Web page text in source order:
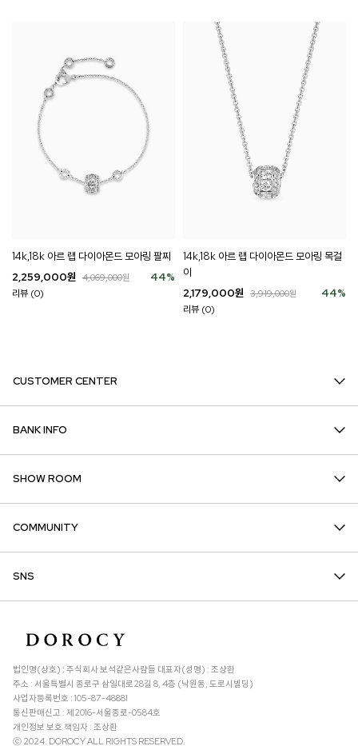
14k,18k 아르 랩 다이아몬드 모아링 팔찌
44%
2,259,000원 4,069,000원
리뷰 (0)
14k,18k 아르 랩 다이아몬드 모아링 목걸
이
44%
2,179,000원 3,919,000원
리뷰 (0)
CUSTOMER CENTER
BANK INFO
SHOW ROOM
COMMUNITY
SNS
법인명(상호) : 주식회사 보석같은사람들 대표자(성명) : 조상환
주소 : 서울특별시 종로구 삼일대로28길 8, 4층 (낙원동, 도로시빌딩)
사업자등록번호 : 105-87-48881
통신판매신고 : 제2016-서울종로-0584호
개인정보 보호 책임자 : 조상환
ⓒ 2024. DOROCY ALL RIGHTS RESERVED.